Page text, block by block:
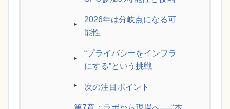
2026年は分岐点になる可
能性
“プライバシーをインフラ
にする”という挑戦
次の注目ポイント